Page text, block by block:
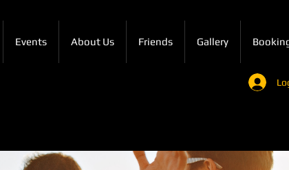
Events About Us Friends Gallery